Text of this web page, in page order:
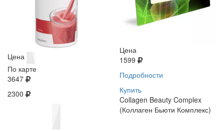
Цена
По карте
3647
2300
Цена
1599
Подробности
Купить
Collagen Beauty Complex
(Коллаген Бьюти Комплекс)